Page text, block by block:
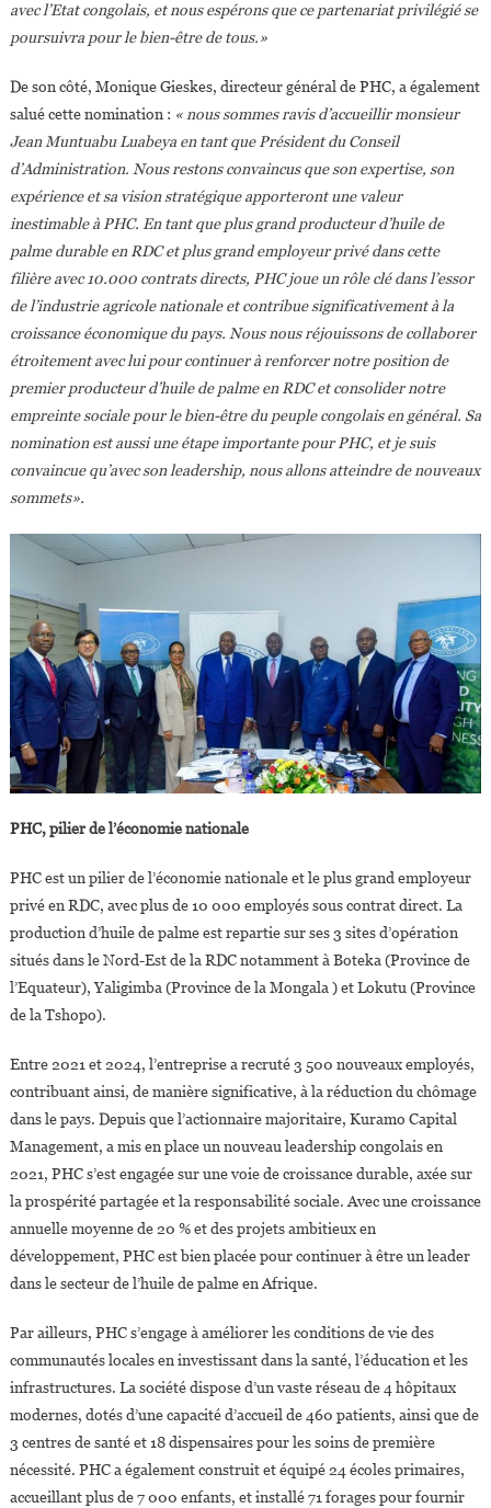
avec l’Etat congolais, et nous espérons que ce partenariat privilégié se
poursuivra pour le bien-être de tous.»
De son côté, Monique Gieskes, directeur général de PHC, a également
salué cette nomination : « nous sommes ravis d’accueillir monsieur
Jean Muntuabu Luabeya en tant que Président du Conseil
d’Administration. Nous restons convaincus que son expertise, son
expérience et sa vision stratégique apporteront une valeur
inestimable à PHC. En tant que plus grand producteur d’huile de
palme durable en RDC et plus grand employeur privé dans cette
filière avec 10.000 contrats directs, PHC joue un rôle clé dans l’essor
de l’industrie agricole nationale et contribue significativement à la
croissance économique du pays. Nous nous réjouissons de collaborer
étroitement avec lui pour continuer à renforcer notre position de
premier producteur d’huile de palme en RDC et consolider notre
empreinte sociale pour le bien-être du peuple congolais en général. Sa
nomination est aussi une étape importante pour PHC, et je suis
convaincue qu’avec son leadership, nous allons atteindre de nouveaux
sommets».
PHC, pilier de l’économie nationale
PHC est un pilier de l’économie nationale et le plus grand employeur
privé en RDC, avec plus de 10 000 employés sous contrat direct. La
production d’huile de palme est repartie sur ses 3 sites d’opération
situés dans le Nord-Est de la RDC notamment à Boteka (Province de
l’Equateur), Yaligimba (Province de la Mongala ) et Lokutu (Province
de la Tshopo).
Entre 2021 et 2024, l’entreprise a recruté 3 500 nouveaux employés,
contribuant ainsi, de manière significative, à la réduction du chômage
dans le pays. Depuis que l’actionnaire majoritaire, Kuramo Capital
Management, a mis en place un nouveau leadership congolais en
2021, PHC s’est engagée sur une voie de croissance durable, axée sur
la prospérité partagée et la responsabilité sociale. Avec une croissance
annuelle moyenne de 20 % et des projets ambitieux en
développement, PHC est bien placée pour continuer à être un leader
dans le secteur de l’huile de palme en Afrique.
Par ailleurs, PHC s’engage à améliorer les conditions de vie des
communautés locales en investissant dans la santé, l’éducation et les
infrastructures. La société dispose d’un vaste réseau de 4 hôpitaux
modernes, dotés d’une capacité d’accueil de 460 patients, ainsi que de
3 centres de santé et 18 dispensaires pour les soins de première
nécessité. PHC a également construit et équipé 24 écoles primaires,
accueillant plus de 7 000 enfants, et installé 71 forages pour fournir